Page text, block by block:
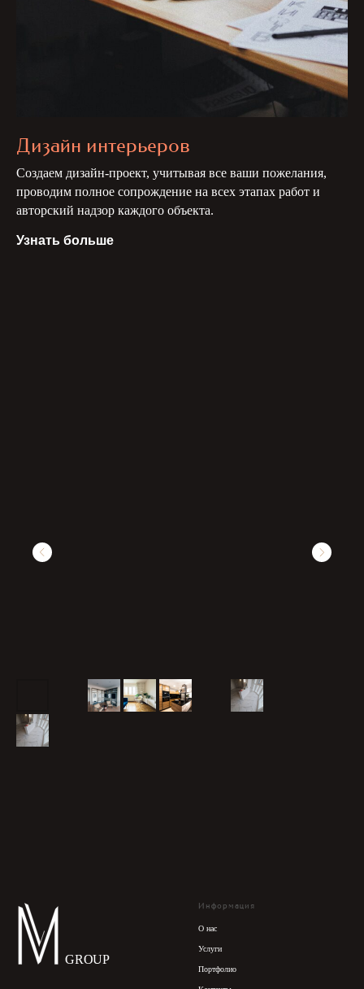
Дизайн интерьеров
Создаем дизайн-проект, учитывая все ваши пожелания,
проводим полное сопрождение на всех этапах работ и
авторский надзор каждого объекта.
Узнать больше
Информация
О нас
Услуги
Портфолио